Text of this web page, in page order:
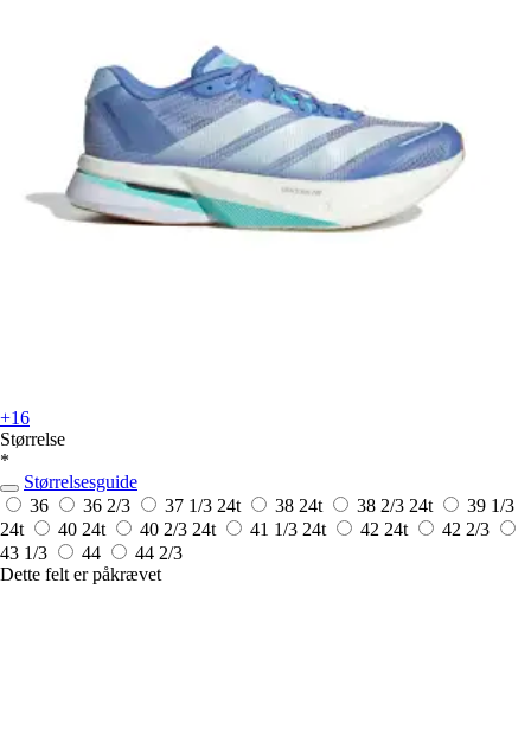
+16
Størrelse
*
Størrelsesguide
36
36 2/3 37 1/3 24t 38 24t 38 2/3 24t
39 1/3
24t
40 24t 40 2/3 24t 41 1/3 24t 42 24t
42 2/3
43 1/3
44
44 2/3
Dette felt er påkrævet